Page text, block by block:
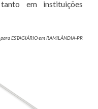
em instituições
ESTAGIÁRIO em RAMILÂNDIA-PR